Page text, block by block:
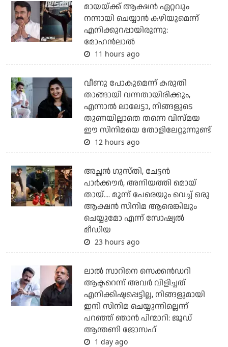
മായയ്ക്ക് ആക്ഷന്‍ ഏറ്റവും
നന്നായി ചെയ്യാന്‍ കഴിയുമെന്ന്
എനിക്കുറപ്പായിരുന്നു:
മോഹന്‍ലാല്‍
11 hours ago
വീണു പോകുമെന്ന് കരുതി
താങ്ങായി വന്നതായിരിക്കും,
എന്നാല്‍ ലാലേട്ടാ, നിങ്ങളുടെ
തുണയില്ലാതെ തന്നെ വിസ്മയ
ഈ സിനിമയെ തോളിലേറ്റുന്നുണ്ട്
12 hours ago
അച്ഛന്‍ ഗുസ്തി, ചേട്ടന്‍
പാര്‍ക്കൗര്‍, അനിയത്തി മൊയ്
തായ്.... മൂന്ന് പേരെയും വെച്ച് ഒരു
ആക്ഷന്‍ സിനിമ ആരെങ്കിലും
ചെയ്യുമോ എന്ന് സോഷ്യല്‍
മീഡിയ
23 hours ago
ലാല്‍ സാറിനെ സെക്കന്‍ഡറി
ആക്ടറെന്ന് അവര്‍ വിളിച്ചത്
എനിക്കിഷ്ടപ്പെട്ടില്ല, നിങ്ങളുമായി
ഇനി സിനിമ ചെയ്യുന്നില്ലെന്ന്
പറഞ്ഞ് ഞാന്‍ പിന്മാറി: ജൂഡ്
ആന്തണി ജോസഫ്
1 day ago